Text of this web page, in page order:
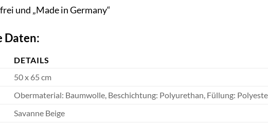
und „Made in Germany“
Daten:
DETAILS
50 x 65 cm
Obermaterial: Baumwolle, Beschichtung: Polyurethan, Füllung:
Savanne Beige